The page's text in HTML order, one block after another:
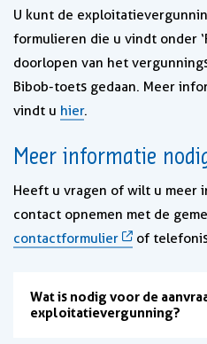
U kunt de
formulieren die u vindt onder
doorlopen van het
Bibob-toets gedaan. Meer
vindt u hier.
Meer informatie
Heeft u vragen of wilt u meer
contact opnemen met de
contactformulier
of
Wat is nodig voor de
exploitatievergunning?